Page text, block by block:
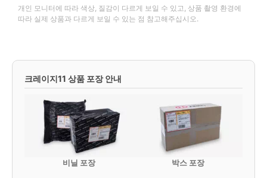
개인 모니터에 따라 색상, 질감이 다르게 보일 수 있고, 상품 촬영 환경에
따라 실제 상품과 다르게 보일 수 있는 점 참고해주십시오.
크레이지11 상품 포장 안내
비닐 포장 박스 포장